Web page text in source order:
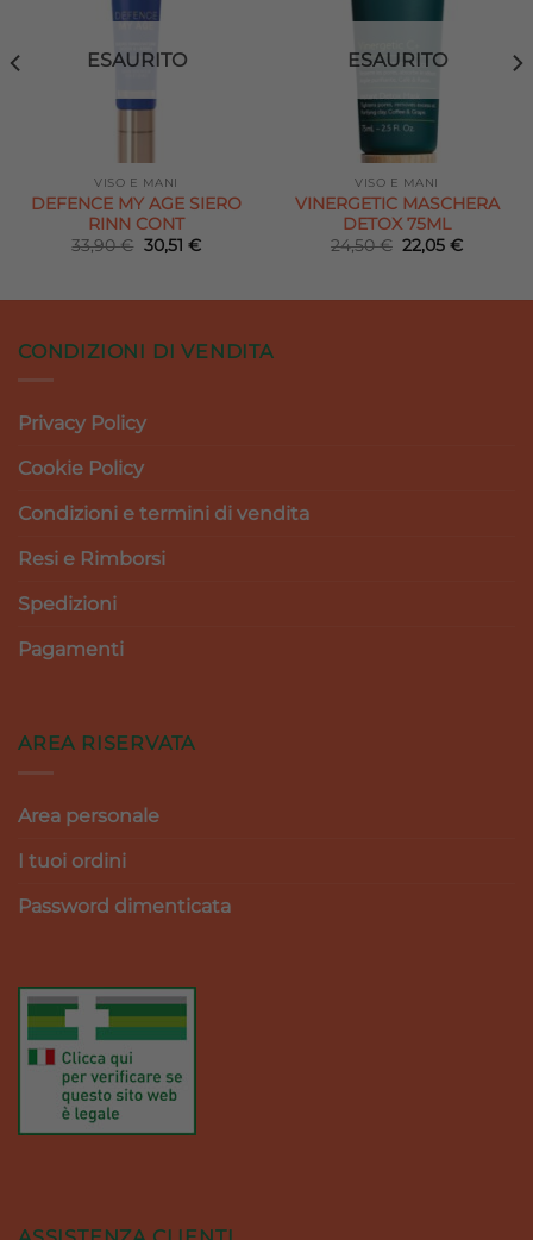
ESAURITO
VISO E MANI
DEFENCE MY AGE SIERO
RINN CONT
33,90€ Il
prezzo
33,90 €.
30,51 €Il
30,51 €.
ESAURITO
VISO E MANI
VINERGETIC MASCHERA
DETOX 75ML
24,50€ Il
prezzo
24,50 €.
22,05€Il
22,05 €.
CONDIZIONI DI VENDITA
Privacy Policy
Cookie Policy
Condizioni e termini di vendita
Resi e Rimborsi
Spedizioni
Pagamenti
AREA RISERVATA
Area personale
I tuoi ordini
Password dimenticata